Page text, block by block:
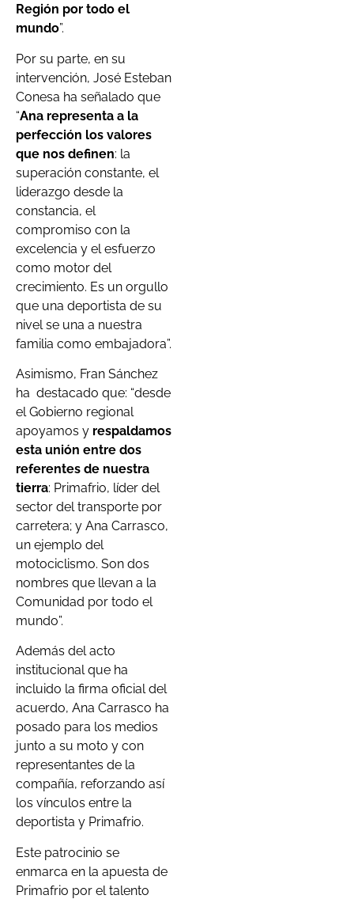
Región por todo el
mundo”.
Por su parte, en su
intervención, José Esteban
Conesa ha señalado que
“Ana representa a la
perfección los valores
que nos definen: la
superación constante, el
liderazgo desde la
constancia, el
compromiso con la
excelencia y el esfuerzo
como motor del
crecimiento. Es un orgullo
que una deportista de su
nivel se una a nuestra
familia como embajadora”.
Asimismo, Fran Sánchez
ha destacado que: “desde
el Gobierno regional
apoyamos y respaldamos
esta unión entre dos
referentes de nuestra
tierra: Primafrio, líder del
sector del transporte por
carretera; y Ana Carrasco,
un ejemplo del
motociclismo. Son dos
nombres que llevan a la
Comunidad por todo el
mundo”.
Además del acto
institucional que ha
incluido la firma oficial del
acuerdo, Ana Carrasco ha
posado para los medios
junto a su moto y con
representantes de la
compañía, reforzando así
los vínculos entre la
deportista y Primafrio.
Este patrocinio se
enmarca en la apuesta de
Primafrio por el talento